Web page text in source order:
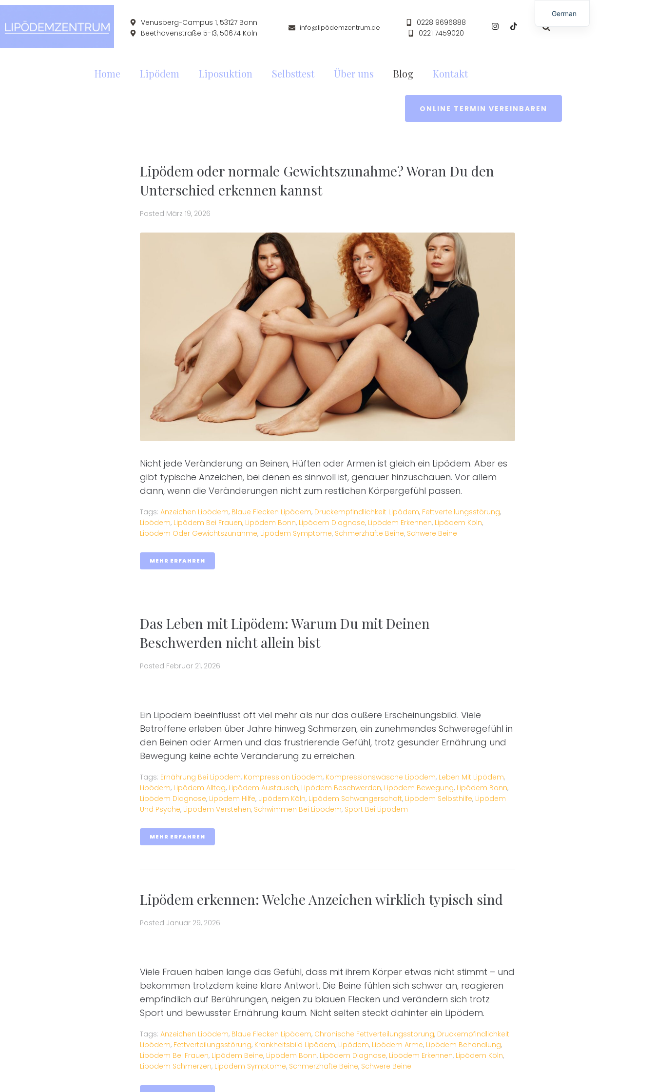
Venusberg-Campus 1, 53127 Bonn
Beethovenstraße 5-13, 50674 Köln
info@lipödemzentrum.de
0228 9696888
0221 7459020
Home Lipödem Liposuktion Selbsttest Über uns Blog Kontakt
ONLINE TERMIN VEREINBAREN
Lipödem oder normale Gewichtszunahme? Woran Du den
Unterschied erkennen kannst
Posted März 19, 2026
Nicht jede Veränderung an Beinen, Hüften oder Armen ist gleich ein Lipödem. Aber es
gibt typische Anzeichen, bei denen es sinnvoll ist, genauer hinzuschauen. Vor allem
dann, wenn die Veränderungen nicht zum restlichen Körpergefühl passen.
Tags: Anzeichen Lipödem, Blaue Flecken Lipödem, Druckempfindlichkeit Lipödem, Fettverteilungsstörung,
Lipödem, Lipödem Bei Frauen, Lipödem Bonn, Lipödem Diagnose, Lipödem Erkennen, Lipödem Köln,
Lipödem Oder Gewichtszunahme, Lipödem Symptome, Schmerzhafte Beine, Schwere Beine
MEHR ERFAHREN
Das Leben mit Lipödem: Warum Du mit Deinen
Beschwerden nicht allein bist
Posted Februar 21, 2026
Ein Lipödem beeinflusst oft viel mehr als nur das äußere Erscheinungsbild. Viele
Betroffene erleben über Jahre hinweg Schmerzen, ein zunehmendes Schweregefühl in
den Beinen oder Armen und das frustrierende Gefühl, trotz gesunder Ernährung und
Bewegung keine echte Veränderung zu erreichen.
Tags: Ernährung Bei Lipödem, Kompression Lipödem, Kompressionswäsche Lipödem, Leben Mit Lipödem,
Lipödem, Lipödem Alltag, Lipödem Austausch, Lipödem Beschwerden, Lipödem Bewegung, Lipödem Bonn,
Lipödem Diagnose, Lipödem Hilfe, Lipödem Köln, Lipödem Schwangerschaft, Lipödem Selbsthilfe, Lipödem
Und Psyche, Lipödem Verstehen, Schwimmen Bei Lipödem, Sport Bei Lipödem
MEHR ERFAHREN
Lipödem erkennen: Welche Anzeichen wirklich typisch sind
Posted Januar 29, 2026
Viele Frauen haben lange das Gefühl, dass mit ihrem Körper etwas nicht stimmt – und
bekommen trotzdem keine klare Antwort. Die Beine fühlen sich schwer an, reagieren
empfindlich auf Berührungen, neigen zu blauen Flecken und verändern sich trotz
Sport und bewusster Ernährung kaum. Nicht selten steckt dahinter ein Lipödem.
Tags: Anzeichen Lipödem, Blaue Flecken Lipödem, Chronische Fettverteilungsstörung, Druckempfindlichkeit
Lipödem, Fettverteilungsstörung, Krankheitsbild Lipödem, Lipödem, Lipödem Arme, Lipödem Behandlung,
Lipödem Bei Frauen, Lipödem Beine, Lipödem Bonn, Lipödem Diagnose, Lipödem Erkennen, Lipödem Köln,
Lipödem Schmerzen, Lipödem Symptome, Schmerzhafte Beine, Schwere Beine
German